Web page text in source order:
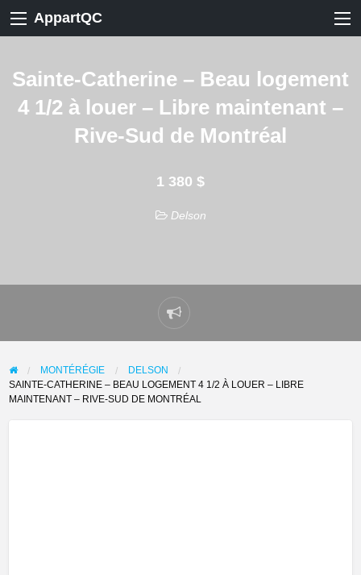
AppartQC
Sainte-Catherine – Beau logement
4 1/2 à louer – Libre maintenant –
Rive-Sud de Montréal
1 380 $
Delson
Signaler
un
problème
MONTÉRÉGIE
DELSON
SAINTE-CATHERINE – BEAU LOGEMENT 4 1/2 À LOUER – LIBRE
MAINTENANT – RIVE-SUD DE MONTRÉAL